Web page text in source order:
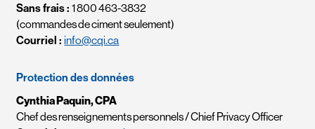
Sans frais :1 800 463-3832
(commandes de ciment seulement)
Courriel : info@cqi.ca
Protection des données
Cynthia Paquin, CPA
Chef des renseignements personnels / Chief Privacy Officer